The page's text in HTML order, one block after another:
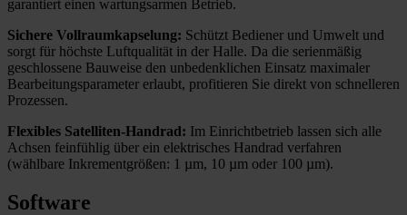
Formdiamant
Gabelabrichter
Einkornabrichter
V-Flach-Gleitbahnen mit TURCITE-B®-Beschichtung
Automatische Zentralschmierung der Führungen
garantiert einen wartungsarmen Betrieb.
Sichere Vollraumkapselung: Schützt Bediener und Umwelt und
sorgt für höchste Luftqualität in der Halle. Da die serienmäßig
geschlossene Bauweise den unbedenklichen Einsatz maximaler
Bearbeitungsparameter erlaubt, profitieren Sie direkt von schnelleren
Prozessen.
Flexibles Satelliten-Handrad: Im Einrichtbetrieb lassen sich alle
Achsen feinfühlig über ein elektrisches Handrad verfahren
(wählbare Inkrementgrößen: 1 µm, 10 µm oder 100 µm).
Software